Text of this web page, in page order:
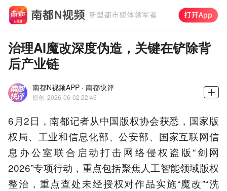
治理AI魔改深度伪造，关键在铲除背
后产业链
南都N视频APP · 南都快评
原创 2026-06-02 22:46
6月2日，南都记者从中国版权协会获悉，国家版
权局、工业和信息化部、公安部、国家互联网信
息办公室联合启动打击网络侵权盗版“剑网
2026”专项行动，重点包括聚焦人工智能领域版权
整治，重点查处未经授权对作品实施“魔改”“洗